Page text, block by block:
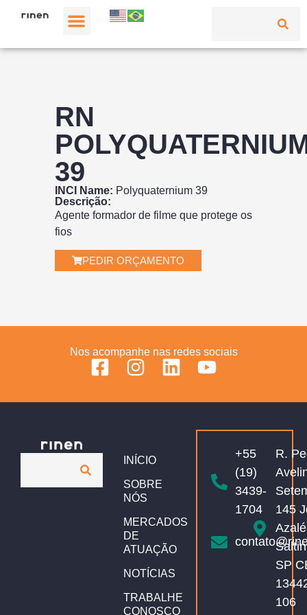
RN
39
INCI Name: Polyquaternium 39
Descrição:
Agente formador de filme que protege os
fios
PEDIR ORÇAMENTO
Nos acompanhe nas redes sociais
INÍCIO
SOBRE
NÓS
MERCADOS
DE
ATUAÇÃO
NOTÍCIAS
TRABALHE
CONOSCO
+55
(19)
3439-
1704
R.
145
SP
106